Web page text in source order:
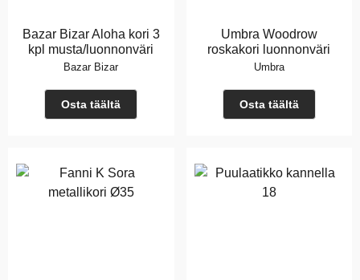
Bazar Bizar Aloha kori 3
kpl musta/luonnonväri
Bazar Bizar
Osta täältä
Umbra Woodrow
roskakori luonnonväri
Umbra
Osta täältä